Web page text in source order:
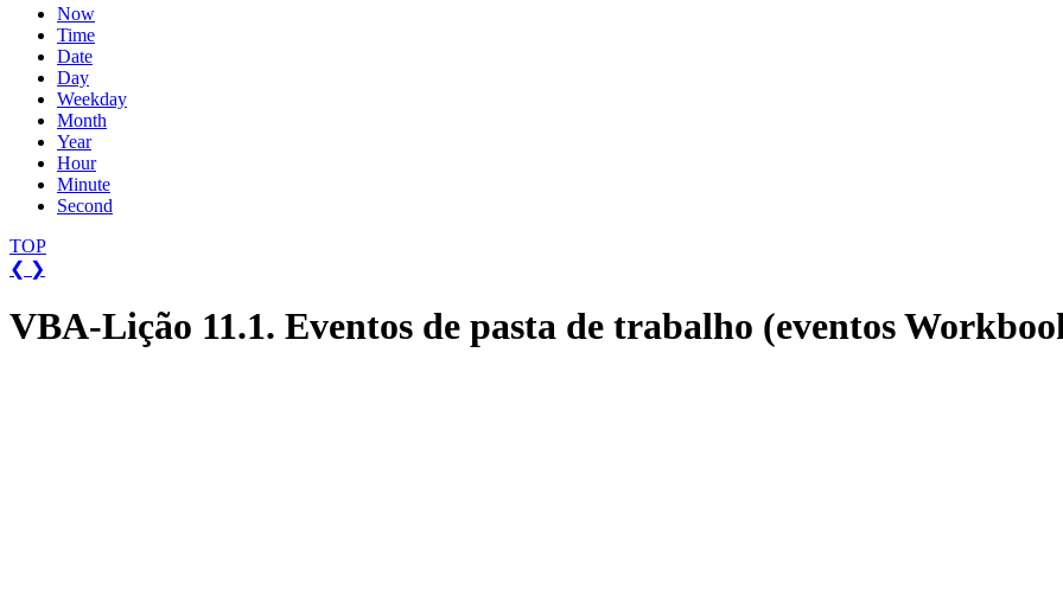
Now
Time
Date
Day
Weekday
Month
Year
Hour
Minute
Second
TOP
❮ ❯
VBA-Lição 11.1. Eventos de pasta de trabalho (eventos